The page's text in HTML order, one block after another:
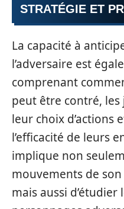
STRATÉGIE ET
La capacité à
l’adversaire est
comprenant
peut être contré,
leur choix d’actions
l’efficacité de leurs
implique non
mouvements de
mais aussi d’étudier